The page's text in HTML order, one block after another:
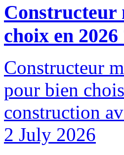
Constructeur
choix en 2026
Constructeur
pour bien
construction
2 July 2026